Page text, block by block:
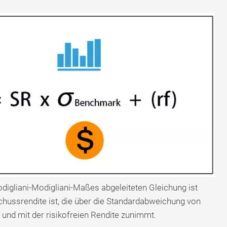
Modigliani-Maßes abgeleiteten Gleichung ist
ist, die über die Standardabweichung von
mit der risikofreien Rendite zunimmt.